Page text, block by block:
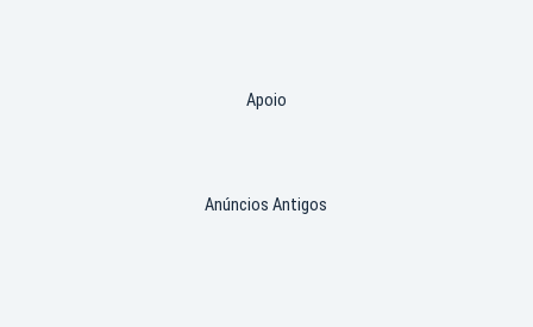
Apoio
Anúncios Antigos